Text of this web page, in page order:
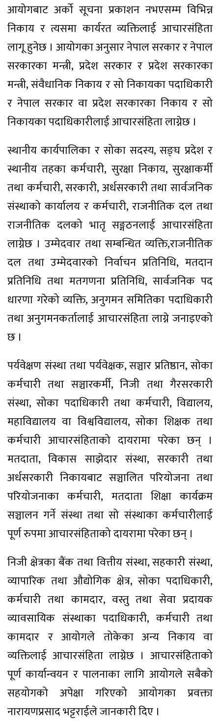
आयोगबाट अर्को सूचना प्रकाशन नभएसम्म विभिन्न
निकाय र त्यसमा कार्यरत व्यक्तिलाई आचारसंहिता
लागू हुनेछ । आयोगका अनुसार नेपाल सरकार र नेपाल
सरकारका मन्त्री, प्रदेश सरकार र प्रदेश सरकारका
मन्त्री, संवैधानिक निकाय र सो निकायका पदाधिकारी
र नेपाल सरकार वा प्रदेश सरकारका निकाय र सो
निकायका पदाधिकारीलाई आचारसंहिता लाग्नेछ ।
स्थानीय कार्यपालिका र सोका सदस्य, सङ्घ प्रदेश र
स्थानीय तहका कर्मचारी, सुरक्षा निकाय, सुरक्षाकर्मी
तथा कर्मचारी, सरकारी, अर्धसरकारी तथा सार्वजनिक
संस्थाको कार्यालय र कर्मचारी, राजनीतिक दल तथा
राजनीतिक दलको भातृ सङ्गठनलाई आचारसंहिता
लाग्नेछ । उम्मेदवार तथा सम्बन्धित व्यक्ति,राजनीतिक
दल तथा उम्मेदवारको निर्वाचन प्रतिनिधि, मतदान
प्रतिनिधि तथा मतगणना प्रतिनिधि, सार्वजनिक पद
धारणा गरेको व्यक्ति, अनुगमन समितिका पदाधिकारी
तथा अनुगमनकर्तालाई आचारसंहिता लाग्ने जनाइएको
छ ।
पर्यवेक्षण संस्था तथा पर्यवेक्षक, सञ्चार प्रतिष्ठान, सोका
कर्मचारी तथा सञ्चारकर्मी, निजी तथा गैरसरकारी
संस्था, सोका पदाधिकारी तथा कर्मचारी, विद्यालय,
महाविद्यालय वा विश्वविद्यालय, सोका शिक्षक तथा
कर्मचारी आचारसंहिताको दायरामा परेका छन् ।
मतदाता, विकास साझेदार संस्था, सरकारी तथा
अर्धसरकारी निकायबाट सञ्चालित परियोजना तथा
परियोजनाका कर्मचारी, मतदाता शिक्षा कार्यक्रम
सञ्चालन गर्ने संस्था तथा सो संस्थाका कर्मचारीलाई
पूर्ण रुपमा आचारसंहिताको दायरामा परेका छन् ।
निजी क्षेत्रका बैंक तथा वित्तीय संस्था, सहकारी संस्था,
व्यापारिक तथा औद्योगिक क्षेत्र, सोका पदाधिकारी,
कर्मचारी तथा कामदार, वस्तु तथा सेवा प्रदायक
व्यावसायिक संस्थाका पदाधिकारी, कर्मचारी तथा
कामदार र आयोगले तोकेका अन्य निकाय वा
व्यक्तिलाई आचारसंहिता लाग्नेछ । आचारसंहिताको
पूर्ण कार्यान्वयन र पालनाका लागि आयोगले सबैको
सहयोगको अपेक्षा गरिएको आयोगका प्रवक्ता
नारायणप्रसाद भट्टराईले जानकारी दिए ।